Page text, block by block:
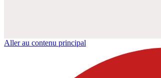
Aller au contenu principal